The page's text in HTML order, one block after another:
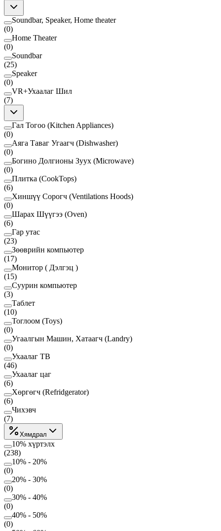
Soundbar, Speaker, Home theater
(0)
Home Theater
(0)
Soundbar
(25)
Speaker
(0)
VR+Ухаалаг Шил
(7)
Гал Тогоо (Kitchen Appliances)
(0)
Аяга Таваг Угаагч (Dishwasher)
(0)
Богино Долгионы Зуух (Microwave)
(0)
Плитка (CookTops)
(6)
Хиншүү Сорогч (Ventilations Hoods)
(0)
Шарах Шүүгээ (Oven)
(6)
Гар утас
(23)
Зөөврийн компьютер
(17)
Монитор ( Дэлгэц )
(15)
Суурин компьютер
(3)
Таблет
(10)
Тоглоом (Toys)
(0)
Угаалгын Машин, Хатаагч (Landry)
(0)
Ухаалаг ТВ
(46)
Ухаалаг цаг
(6)
Хөргөгч (Refridgerator)
(6)
Чихэвч
(7)
Хямдрал
10% хүртэлх
(238)
10% - 20%
(0)
20% - 30%
(0)
30% - 40%
(0)
40% - 50%
(0)